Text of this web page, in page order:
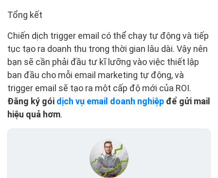
Tổng kết
Chiến dịch trigger email có thể chạy tự động và tiếp
tục tạo ra doanh thu trong thời gian lâu dài. Vậy nên
bạn sẽ cần phải đầu tư kĩ lưỡng vào việc thiết lập
ban đầu cho mỗi email marketing tự động, và
trigger email sẽ tạo ra một cấp độ mới của ROI.
Đăng ký gói dịch vụ email doanh nghiệp để gửi mail
hiệu quả hơm.